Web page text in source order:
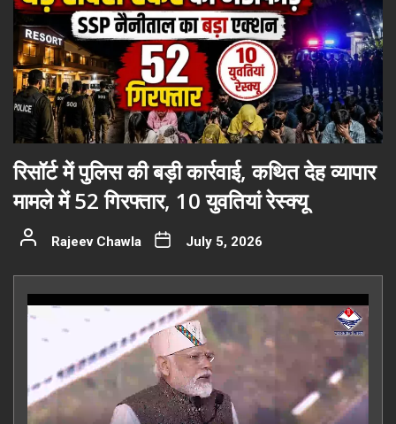
रिसॉर्ट में पुलिस की बड़ी कार्रवाई, कथित देह व्यापार
मामले में 52 गिरफ्तार, 10 युवतियां रेस्क्यू
Rajeev Chawla July 5, 2026